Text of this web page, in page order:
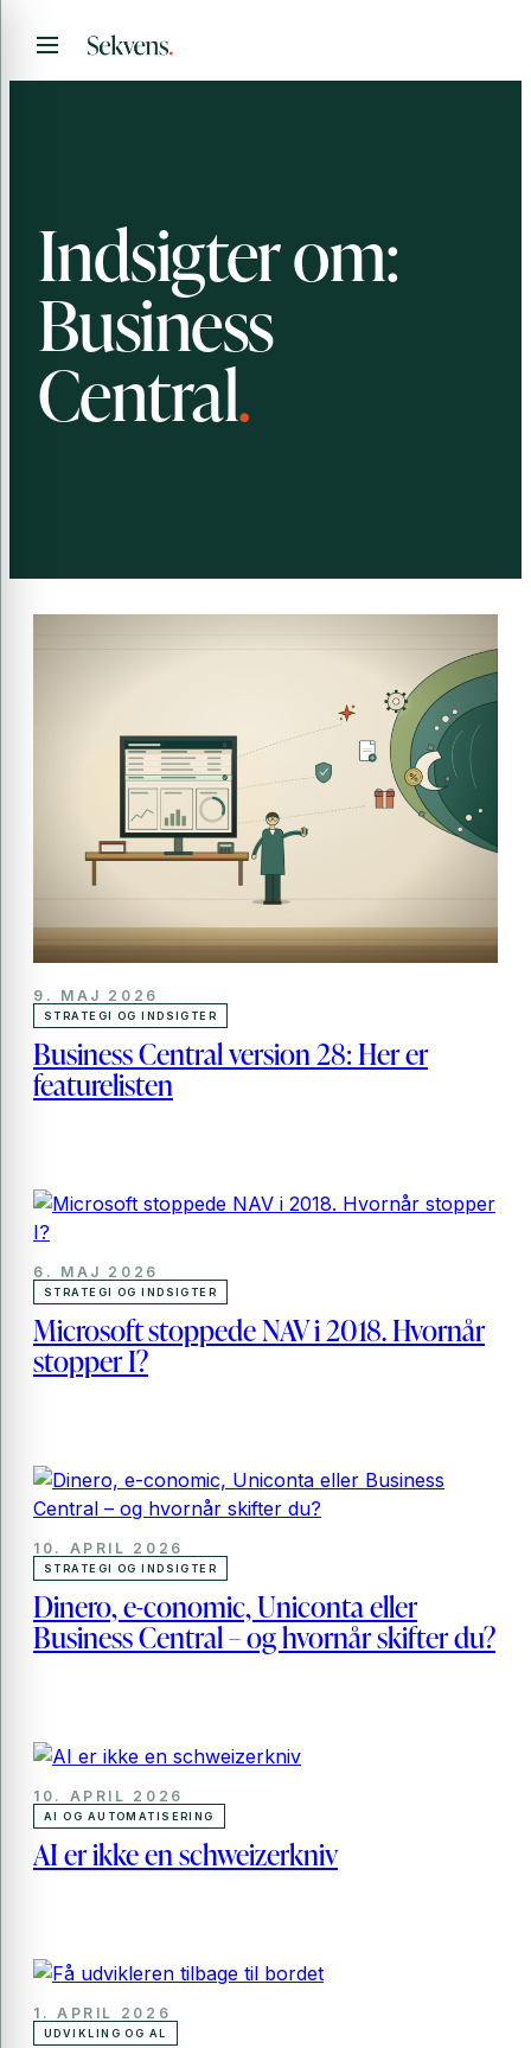
indhold
Indsigter om:
Business
Central
STRATEGI OG INDSIGTER
9. MAJ 2026
Business Central version 28: Her er
featurelisten
STRATEGI OG INDSIGTER
6. MAJ 2026
Microsoft stoppede NAV i 2018. Hvornår
stopper I?
STRATEGI OG INDSIGTER
10. APRIL 2026
Dinero, e-conomic, Uniconta eller
Business Central – og hvornår skifter du?
AI OG AUTOMATISERING
10. APRIL 2026
AI er ikke en schweizerkniv
UDVIKLING OG AL
1. APRIL 2026